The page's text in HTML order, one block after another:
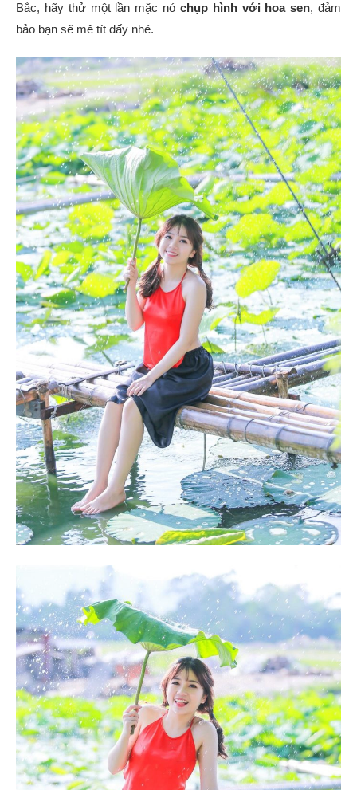
Bắc, hãy thử một lần mặc nó chụp hình với hoa sen, đảm
bảo bạn sẽ mê tít đấy nhé.